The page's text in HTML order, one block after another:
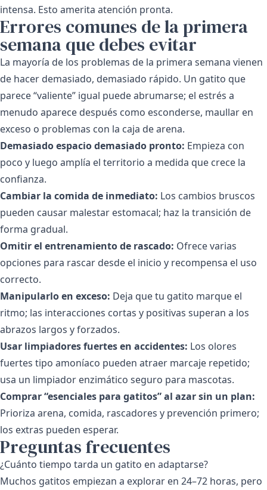
intensa. Esto amerita atención pronta.
Errores comunes de la primera
semana que debes evitar
La mayoría de los problemas de la primera semana vienen
de hacer demasiado, demasiado rápido. Un gatito que
parece “valiente” igual puede abrumarse; el estrés a
menudo aparece después como esconderse, maullar en
exceso o problemas con la caja de arena.
Demasiado espacio demasiado pronto: Empieza con
poco y luego amplía el territorio a medida que crece la
confianza.
Cambiar la comida de inmediato: Los cambios bruscos
pueden causar malestar estomacal; haz la transición de
forma gradual.
Omitir el entrenamiento de rascado: Ofrece varias
opciones para rascar desde el inicio y recompensa el uso
correcto.
Manipularlo en exceso: Deja que tu gatito marque el
ritmo; las interacciones cortas y positivas superan a los
abrazos largos y forzados.
Usar limpiadores fuertes en accidentes: Los olores
fuertes tipo amoníaco pueden atraer marcaje repetido;
usa un limpiador enzimático seguro para mascotas.
Comprar “esenciales para gatitos” al azar sin un plan:
Prioriza arena, comida, rascadores y prevención primero;
los extras pueden esperar.
Preguntas frecuentes
¿Cuánto tiempo tarda un gatito en adaptarse?
Muchos gatitos empiezan a explorar en 24–72 horas, pero